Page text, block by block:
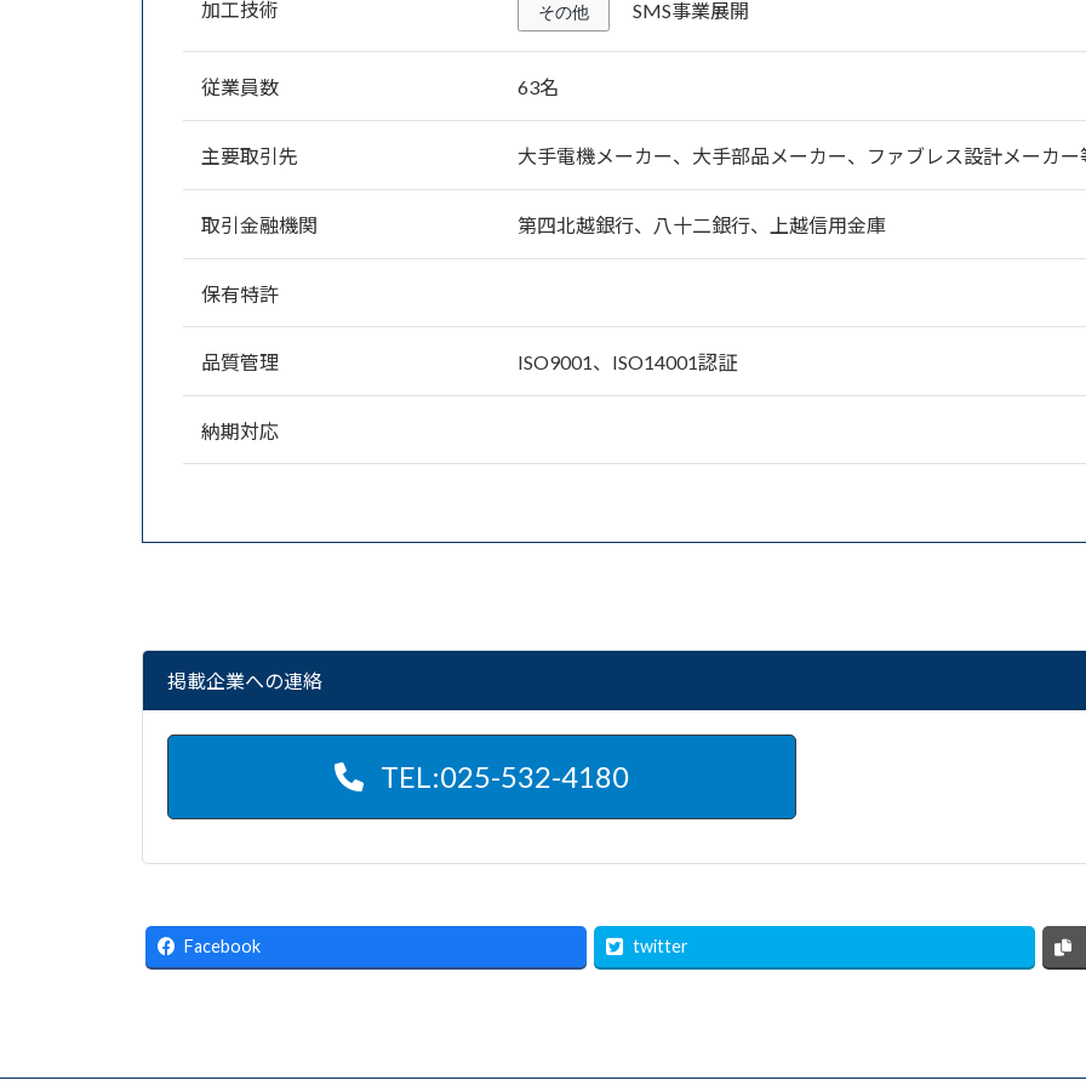
加工技術 その他 SMS事業展開
従業員数 63名
主要取引先 大手電機メーカー、大手部品メーカー、ファブレス設計メーカー
取引金融機関 第四北越銀行、八十二銀行、上越信用金庫
保有特許
品質管理 ISO9001、ISO14001認証
納期対応
掲載企業への連絡
TEL:025-532-4180
Facebook twitter